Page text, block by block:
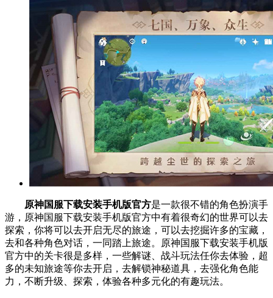
原神国服下载安装手机版官方是一款很不错的角色扮演手
游，原神国服下载安装手机版官方中有着很奇幻的世界可以去
探索，你将可以去开启无尽的旅途，可以去挖掘许多的宝藏，
去和各种角色对话，一同踏上旅途。原神国服下载安装手机版
官方中的关卡很是多样，一些解谜、战斗玩法任你去体验，超
多的未知旅途等你去开启，去解锁神秘道具，去强化角色能
力，不断升级、探索，体验各种多元化的有趣玩法。